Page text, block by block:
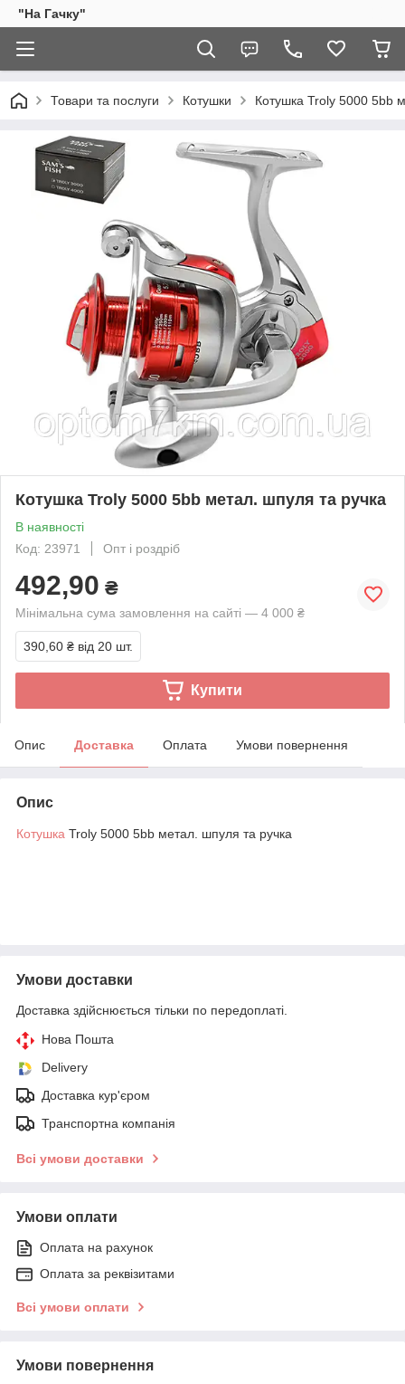
"На Гачку"
Товари та послуги Котушки Котушка Troly 5000 5bb
Котушка Troly 5000 5bb метал. шпуля та ручка
В наявності
Код: 23971
Опт і роздріб
492,90 ₴
Мінімальна сума замовлення на сайті — 4 000 ₴
390,60 ₴ від 20 шт.
Купити
Опис Доставка Оплата Умови повернення
Опис
Котушка Troly 5000 5bb метал. шпуля та ручка
Умови доставки
Доставка здійснюється тільки по передоплаті.
Нова Пошта
Delivery
Доставка кур'єром
Транспортна компанія
Всі умови доставки
Умови оплати
Оплата на рахунок
Оплата за реквізитами
Всі умови оплати
Умови повернення